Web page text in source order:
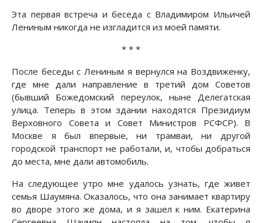
Эта первая встреча и беседа с Владимиром Ильичей
Лениным никогда не изгладится из моей памяти.
* * *
После беседы с Лениным я вернулся на Воздвиженку,
где мне дали направление в третий дом Советов
(бывший Божедомский переулок, ныне Делегатская
улица. Теперь в этом здании находятся Президиум
Верховного Совета и Совет Министров РСФСР). В
Москве я был впервые, ни трамваи, ни другой
городской транспорт не работали, и, чтобы добраться
до места, мне дали автомобиль.
На следующее утро мне удалось узнать, где живет
семья Шаумяна. Оказалось, что она занимает квартиру
во дворе этого же дома, и я зашел к ним. Екатерина